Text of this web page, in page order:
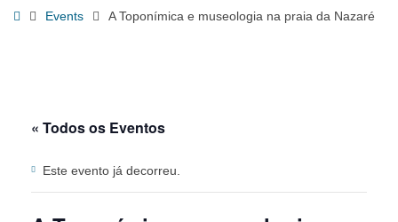
HomeEvents A Toponímica e museologia na praia da Nazaré
« Todos os Eventos
Este evento já decorreu.